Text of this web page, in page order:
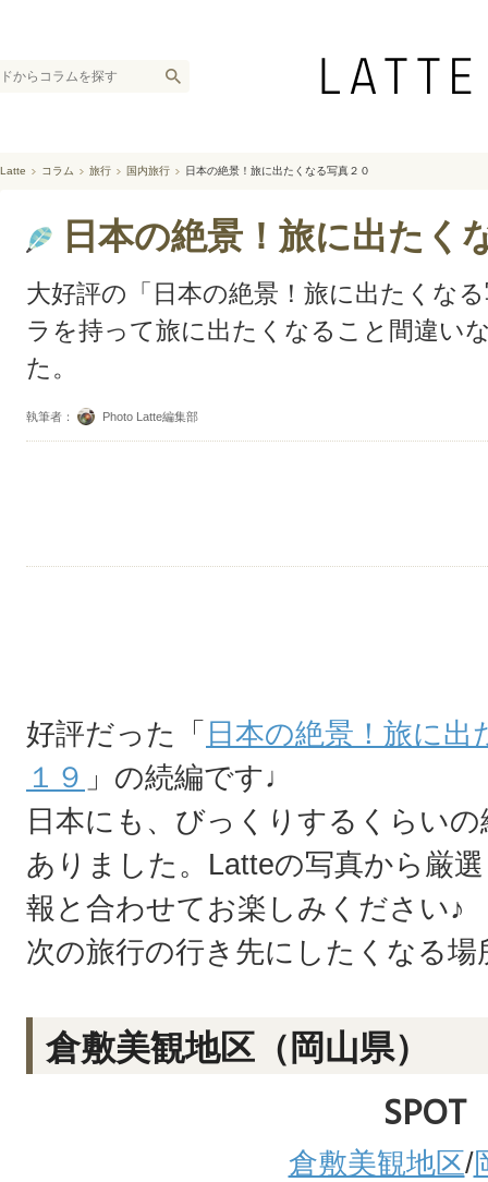
Latte コラム 旅行 国内旅行 日本の絶景！旅に出たくなる写真２０
日本の絶景！旅に出たく
大好評の「日本の絶景！旅に出たくな
ラを持って旅に出たくなること間違い
た。
執筆者： Photo Latte編集部
好評だった「 日本の絶景！旅に
１９ 」の続編です♩
日本にも、びっくりするくらい
ありました。Latteの写真から厳
報と合わせてお楽しみください♪
次の旅行の行き先にしたくなる
倉敷美観地区（岡山県）
SPOT
倉敷美観地区/